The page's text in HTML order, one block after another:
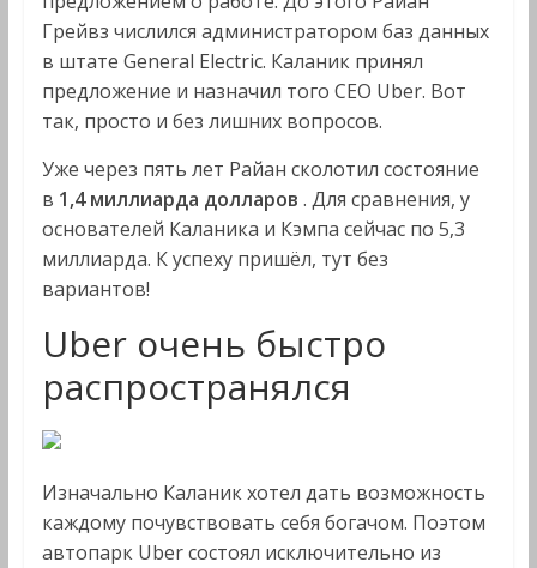
Грейвз числился администратором баз данных
в штате General Electric. Каланик принял
предложение и назначил того CEO Uber. Вот
так, просто и без лишних вопросов.
Уже через пять лет Райан сколотил состояние
в 1,4 миллиарда долларов . Для сравнения, у
основателей Ка­ла­ника и Кэмпа сейчас по 5,3
миллиарда. К успеху пришёл, тут без
вариантов!
Uber очень быстро
распространялся
Изначально Каланик хотел дать возможность
каждому почувствовать себя богачом. Поэтом
автопарк Uber состоял исключительно из